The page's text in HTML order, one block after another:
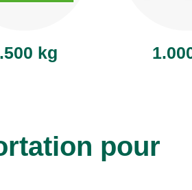
kg
pour